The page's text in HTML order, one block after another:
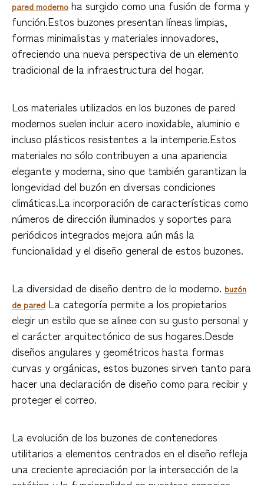
pared moderno ha surgido como una fusión de forma y
función.Estos buzones presentan líneas limpias,
formas minimalistas y materiales innovadores,
ofreciendo una nueva perspectiva de un elemento
tradicional de la infraestructura del hogar.
Los materiales utilizados en los buzones de pared
modernos suelen incluir acero inoxidable, aluminio e
incluso plásticos resistentes a la intemperie.Estos
materiales no sólo contribuyen a una apariencia
elegante y moderna, sino que también garantizan la
longevidad del buzón en diversas condiciones
climáticas.La incorporación de características como
números de dirección iluminados y soportes para
periódicos integrados mejora aún más la
funcionalidad y el diseño general de estos buzones.
La diversidad de diseño dentro de lo moderno. buzón
de pared La categoría permite a los propietarios
elegir un estilo que se alinee con su gusto personal y
el carácter arquitectónico de sus hogares.Desde
diseños angulares y geométricos hasta formas
curvas y orgánicas, estos buzones sirven tanto para
hacer una declaración de diseño como para recibir y
proteger el correo.
La evolución de los buzones de contenedores
utilitarios a elementos centrados en el diseño refleja
una creciente apreciación por la intersección de la